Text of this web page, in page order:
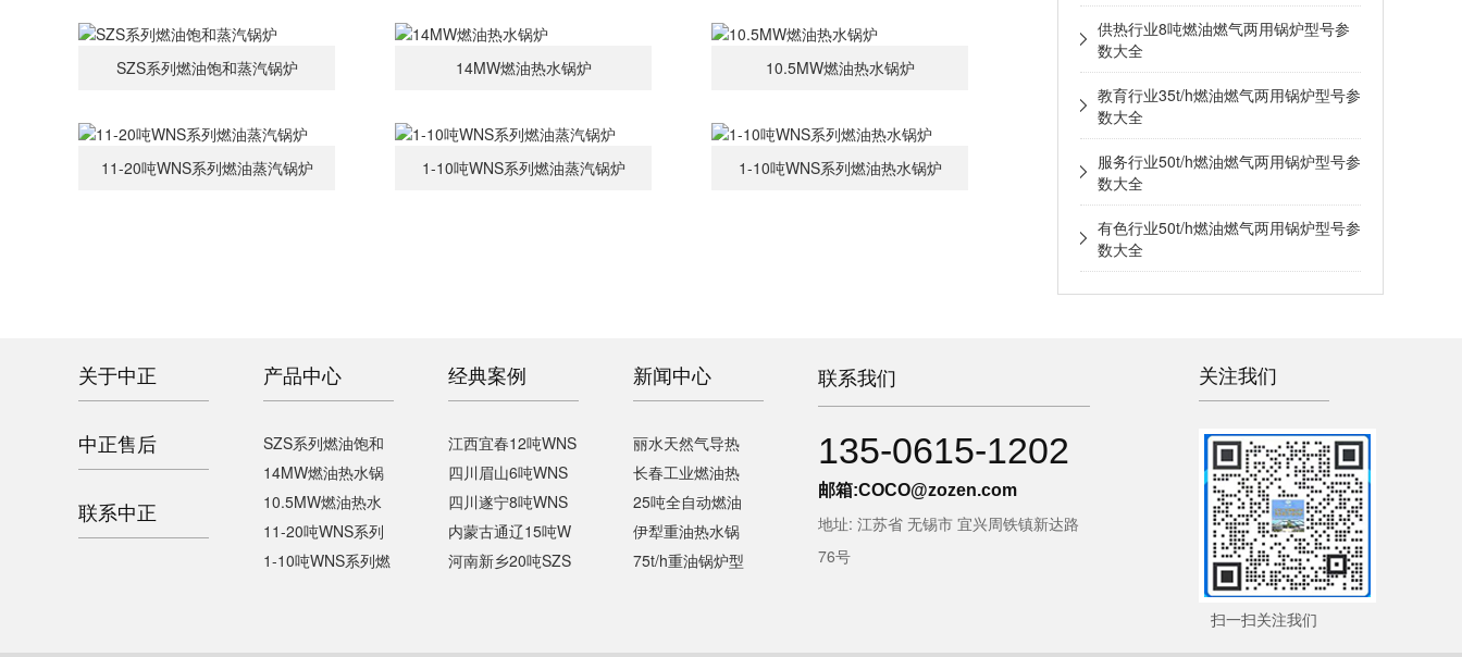
SZS系列燃油饱和蒸汽锅炉 14MW燃油热水锅炉 10.5MW燃油热水锅炉
11-20吨WNS系列燃油蒸汽锅炉 1-10吨WNS系列燃油蒸汽锅炉 1-10吨WNS系列燃油热水锅炉
供热行业8吨燃油燃气两用锅炉型号参
数大全
教育行业35t/h燃油燃气两用锅炉型号参
数大全
服务行业50t/h燃油燃气两用锅炉型号参
数大全
有色行业50t/h燃油燃气两用锅炉型号参
数大全
关于中正
中正售后
联系中正
产品中心
SZS系列燃油饱和
14MW燃油热水锅
10.5MW燃油热水
11-20吨WNS系列
1-10吨WNS系列燃
经典案例
江西宜春12吨WNS
四川眉山6吨WNS
四川遂宁8吨WNS
内蒙古通辽15吨W
河南新乡20吨SZS
新闻中心
丽水天然气导热
长春工业燃油热
25吨全自动燃油
伊犁重油热水锅
75t/h重油锅炉型
联系我们
135-0615-1202
邮箱:COCO@zozen.com
地址: 江苏省 无锡市 宜兴周铁镇新达路
76号
关注我们
扫一扫关注我们